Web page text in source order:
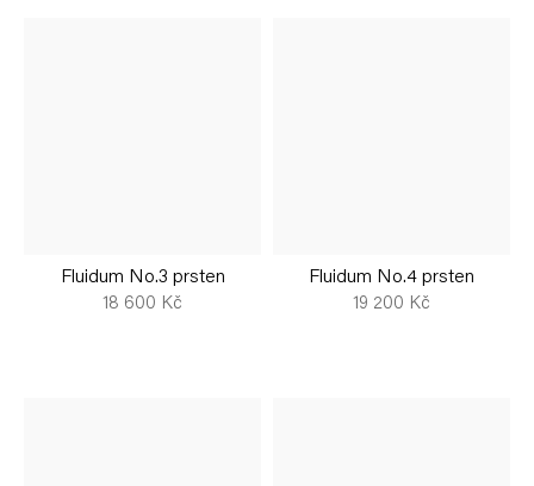
Fluidum No.3 prsten
18 600 Kč
Fluidum No.4 prsten
19 200 Kč